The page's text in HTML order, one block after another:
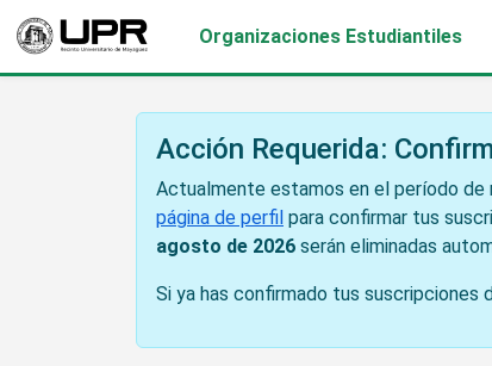
Organizaciones Estudiantiles
Acción Requerida:
Actualmente estamos en el período de
página de perfil para confirmar tus
agosto de 2026 serán eliminadas
Si ya has confirmado tus suscripciones